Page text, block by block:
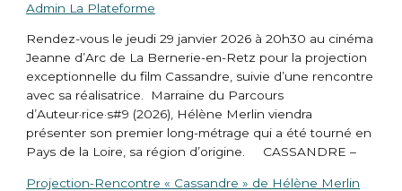
Admin La Plateforme
Rendez-vous le jeudi 29 janvier 2026 à 20h30 au cinéma
Jeanne d’Arc de La Bernerie-en-Retz pour la projection
exceptionnelle du film Cassandre, suivie d’une rencontre
avec sa réalisatrice. Marraine du Parcours
d’Auteur·rice·s#9 (2026), Hélène Merlin viendra
présenter son premier long-métrage qui a été tourné en
Pays de la Loire, sa région d’origine. CASSANDRE –
Projection-Rencontre « Cassandre » de Hélène Merlin